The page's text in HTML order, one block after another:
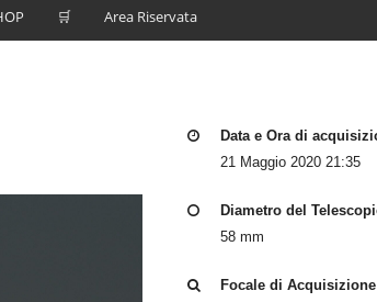
🛒 Area Riservata
Data e Ora di
21 Maggio 2020 21:35
Diametro del
58 mm
Focale di Acquisizione